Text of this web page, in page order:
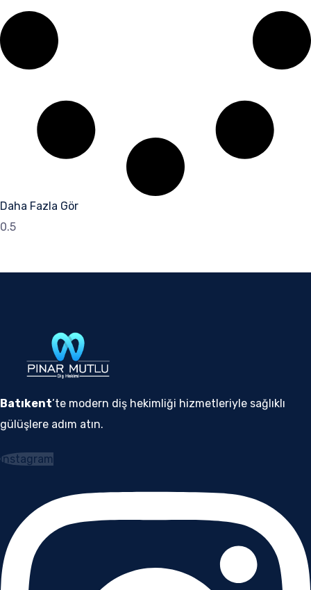
Daha Fazla Gör
Batıkent’te modern diş hekimliği hizmetleriyle sağlıklı
gülüşlere adım atın.
Instagram